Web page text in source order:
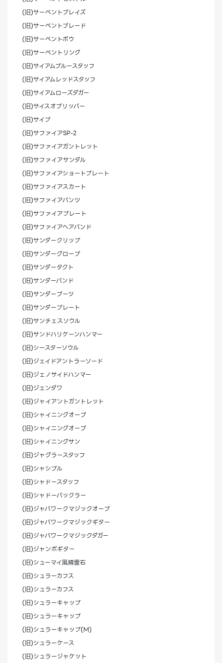
(旧)サーペントブレイズ
(旧)サーペントブレード
(旧)サーペントボウ
(旧)サーペントリング
(旧)サイアムブルースタッフ
(旧)サイアムレッドスタッフ
(旧)サイアムローズダガー
(旧)サイスオブリッパー
(旧)サイプ
(旧)サファイアSP-2
(旧)サファイアガントレット
(旧)サファイアサンダル
(旧)サファイアショートプレート
(旧)サファイアスカート
(旧)サファイアパンツ
(旧)サファイアプレート
(旧)サファイアヘアバンド
(旧)サンダークリップ
(旧)サンダーグローブ
(旧)サンダータクト
(旧)サンダーバンド
(旧)サンダーブーツ
(旧)サンダープレート
(旧)サンチェスソウル
(旧)サンドハリケーンハンマー
(旧)シースターソウル
(旧)ジェイドアントラーソード
(旧)ジェノサイドハンマー
(旧)ジェンダワ
(旧)ジャイアントガントレット
(旧)シャイニングオーブ
(旧)シャイニングオーブ
(旧)シャイニングサン
(旧)ジャグラースタッフ
(旧)シャシブル
(旧)シャドースタッフ
(旧)シャドーバックラー
(旧)ジャバワークマジックオーブ
(旧)ジャバワークマジックギター
(旧)ジャバワークマジックダガー
(旧)ジャンボギター
(旧)シューマイ風精霊石
(旧)シュラーカフス
(旧)シュラーカフス
(旧)シュラーキャップ
(旧)シュラーキャップ
(旧)シュラーキャップ(M)
(旧)シュラーケース
(旧)シュラージャケット